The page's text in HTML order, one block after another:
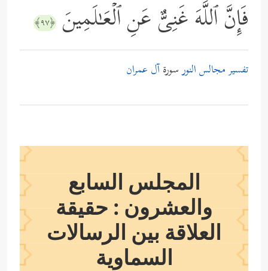
فَإِنَّ ٱللَّهَ غَنِیٌّ عَنِ ٱلۡعَـٰلَمِینَ ﴿٩٧﴾
تفسير مجالس النورسورةآل عمران
المجلس السابع
والعشرون : حقيقة
العلاقة بين الرسالات
السماوية